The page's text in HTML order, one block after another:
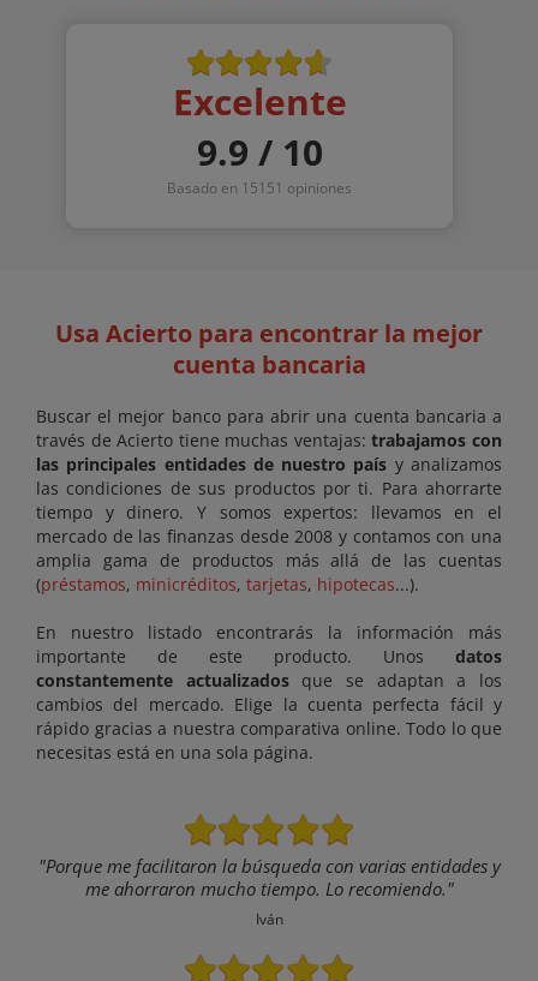
Excelente
9.9 / 10
Basado en 15151 opiniones
Usa Acierto para encontrar la mejor
cuenta bancaria
Buscar el mejor banco para abrir una cuenta bancaria a
través de Acierto tiene muchas ventajas:trabajamos con
las principales entidades de nuestro país y analizamos
las condiciones de sus productos por ti. Para ahorrarte
tiempo y dinero. Y somos expertos: llevamos en el
mercado de las finanzas desde 2008 y contamos con una
amplia gama de productos más allá de las cuentas
(préstamos, minicréditos, tarjetas, hipotecas...).
En nuestro listado encontrarás la información más
importante de este producto. Unos datos
constantemente actualizadosque se adaptan a los
cambios del mercado. Elige la cuenta perfecta fácil y
rápido gracias a nuestra comparativa online. Todo lo que
necesitas está en una sola página.
"Porque me facilitaron la búsqueda con varias entidades y
me ahorraron mucho tiempo. Lo recomiendo."
Iván